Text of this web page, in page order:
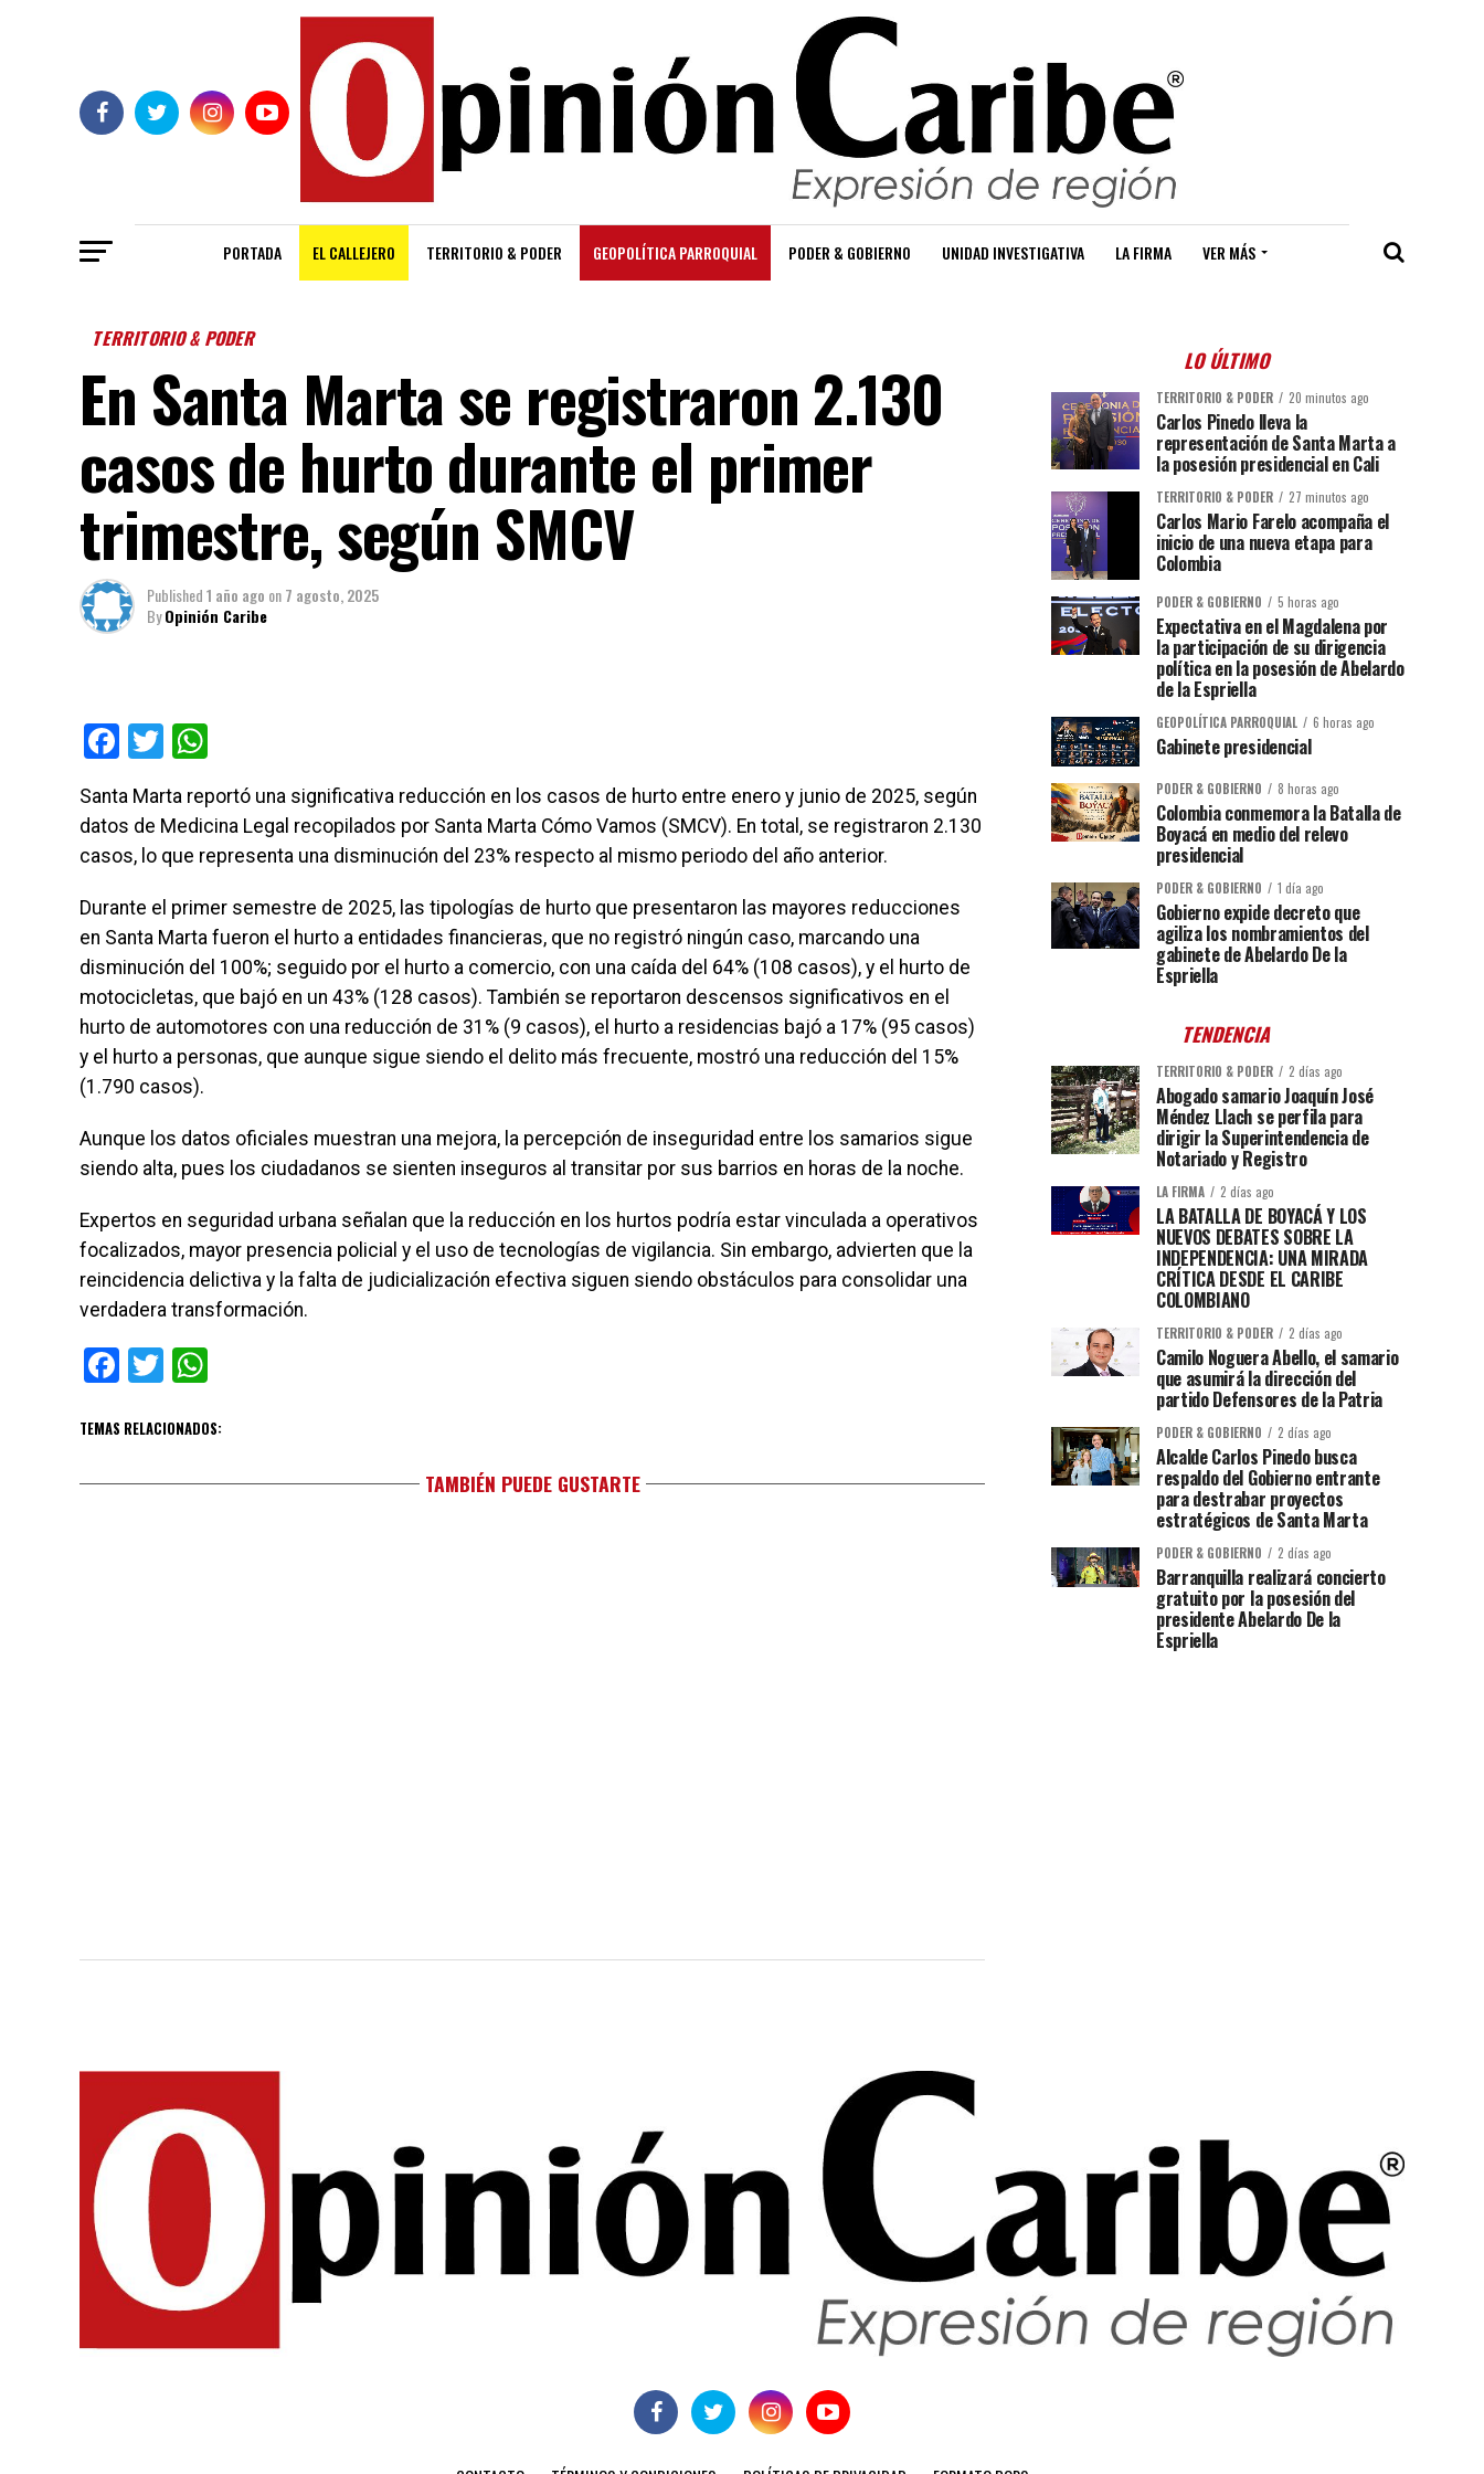
PORTADA EL CALLEJERO TERRITORIO & PODER GEOPOLÍTICA PARROQUIAL PODER & GOBIERNO UNIDAD INVESTIGATIVA LA FIRMA VER MÁS
TERRITORIO & PODER
En Santa Marta se registraron 2.130
casos de hurto durante el primer
trimestre, según SMCV
Published1 año ago on7 agosto, 2025
ByOpinión Caribe
Facebook
Twitter
Santa Marta reportó una significativa reducción en los casos de hurto entre enero y junio de 2025, según
datos de Medicina Legal recopilados por Santa Marta Cómo Vamos (SMCV). En total, se registraron 2.130
casos, lo que representa una disminución del 23% respecto al mismo periodo del año anterior.
Durante el primer semestre de 2025, las tipologías de hurto que presentaron las mayores reducciones
en Santa Marta fueron el hurto a entidades financieras, que no registró ningún caso, marcando una
disminución del 100%; seguido por el hurto a comercio, con una caída del 64% (108 casos), y el hurto de
motocicletas, que bajó en un 43% (128 casos). También se reportaron descensos significativos en el
hurto de automotores con una reducción de 31% (9 casos), el hurto a residencias bajó a 17% (95 casos)
y el hurto a personas, que aunque sigue siendo el delito más frecuente, mostró una reducción del 15%
(1.790 casos).
Aunque los datos oficiales muestran una mejora, la percepción de inseguridad entre los samarios sigue
siendo alta, pues los ciudadanos se sienten inseguros al transitar por sus barrios en horas de la noche.
Expertos en seguridad urbana señalan que la reducción en los hurtos podría estar vinculada a operativos
focalizados, mayor presencia policial y el uso de tecnologías de vigilancia. Sin embargo, advierten que la
reincidencia delictiva y la falta de judicialización efectiva siguen siendo obstáculos para consolidar una
verdadera transformación.
Facebook
Twitter
TEMAS RELACIONADOS:
TAMBIÉN PUEDE GUSTARTE
LO ÚLTIMO
TERRITORIO & PODER 20 minutos ago
Carlos Pinedo lleva la
representación de Santa Marta a
la posesión presidencial en Cali
TERRITORIO & PODER 27 minutos ago
Carlos Mario Farelo acompaña el
inicio de una nueva etapa para
Colombia
PODER & GOBIERNO 5 horas ago
Expectativa en el Magdalena por
la participación de su dirigencia
política en la posesión de Abelardo
de la Espriella
GEOPOLÍTICA PARROQUIAL 6 horas ago
Gabinete presidencial
PODER & GOBIERNO 8 horas ago
Colombia conmemora la Batalla de
Boyacá en medio del relevo
presidencial
PODER & GOBIERNO 1 día ago
Gobierno expide decreto que
agiliza los nombramientos del
gabinete de Abelardo De la
Espriella
TENDENCIA
TERRITORIO & PODER 2 días ago
Abogado samario Joaquín José
Méndez Llach se perfila para
dirigir la Superintendencia de
Notariado y Registro
LA FIRMA 2 días ago
LA BATALLA DE BOYACÁ Y LOS
NUEVOS DEBATES SOBRE LA
INDEPENDENCIA: UNA MIRADA
CRÍTICA DESDE EL CARIBE
COLOMBIANO
TERRITORIO & PODER 2 días ago
Camilo Noguera Abello, el samario
que asumirá la dirección del
partido Defensores de la Patria
PODER & GOBIERNO 2 días ago
Alcalde Carlos Pinedo busca
respaldo del Gobierno entrante
para destrabar proyectos
estratégicos de Santa Marta
PODER & GOBIERNO 2 días ago
Barranquilla realizará concierto
gratuito por la posesión del
presidente Abelardo De la
Espriella